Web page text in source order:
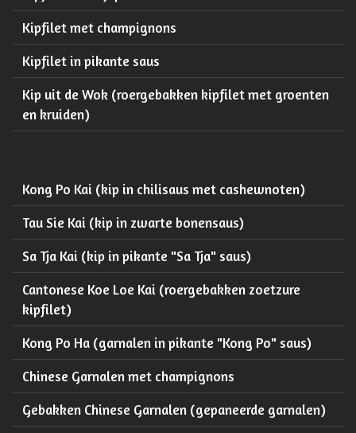
Kipfilet met champignons
Kipfilet in pikante saus
Kip uit de Wok (roergebakken kipfilet met groenten
en kruiden)
Kong Po Kai (kip in chilisaus met cashewnoten)
Tau Sie Kai (kip in zwarte bonensaus)
Sa Tja Kai (kip in pikante "Sa Tja" saus)
Cantonese Koe Loe Kai (roergebakken zoetzure
kipfilet)
Kong Po Ha (garnalen in pikante "Kong Po" saus)
Chinese Garnalen met champignons
Gebakken Chinese Garnalen (gepaneerde garnalen)